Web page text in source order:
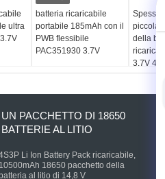
ultra
batteria ricaricabile
portabile 185mAh con il
PWB flessibile
PAC351930 3.7V
piccola
della
3.7V
LiPo
UN PACCHETTO DI 18650
BATTERIE AL LITIO
Li Ion Battery Pack ricaricabile,
10500mAh 18650 pacchetto della
batteria al litio di 14,8 V